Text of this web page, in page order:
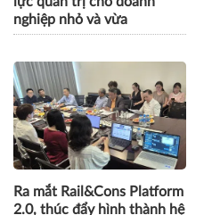
nghiệp nhỏ và vừa
Ra mắt Rail&Cons Platform
2.0, thúc đẩy hình thành hệ